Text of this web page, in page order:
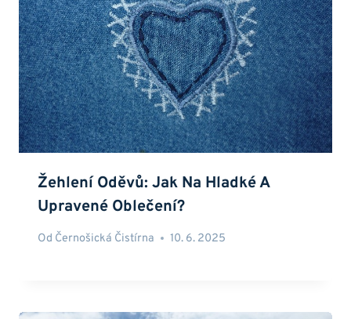
Žehlení Oděvů: Jak Na Hladké A
Upravené Oblečení?
Od Černošická Čistírna 10. 6. 2025